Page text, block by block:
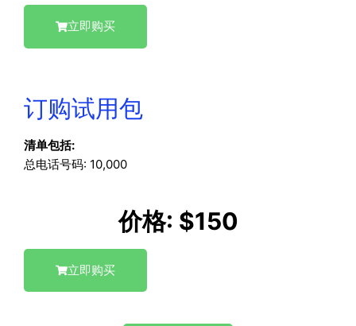
立即购买
订购试用包
清单包括:
总电话号码: 10,000
价格: $150
立即购买